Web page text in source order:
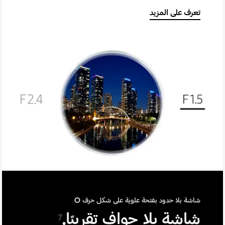
تعرف على المزيد
شاشة بلا حدود بفتحة علوية على شكل حرف O
شاشة بلا حواف تقريبًا.7